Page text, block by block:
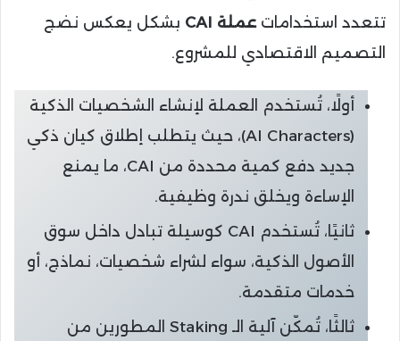
تتعدد استخداماتعملة CAI
بشكل يعكس نضج
التصميم الاقتصادي للمشروع.
أولًا، تُستخدم العملة لإنشاء الشخصيات الذكية
(AI Characters)، حيث يتطلب إطلاق كيان ذكي
جديد دفع كمية محددة من CAI، ما يمنع
الإساءة ويخلق ندرة وظيفية.
ثانيًا، تُستخدم CAI كوسيلة تبادل داخل سوق
الأصول الذكية، سواء لشراء شخصيات، نماذج، أو
خدمات متقدمة.
ثالثًا، تُمكّن آلية الـ Staking المطورين من